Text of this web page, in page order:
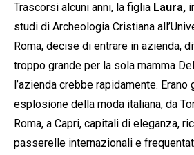
Trascorsi alcuni anni, la figlia Laura,
studi di Archeologia Cristiana
Roma, decise di entrare in azienda,
troppo grande per la sola mamma
l’azienda crebbe rapidamente. Erano
esplosione della moda italiana, da
Roma, a Capri, capitali di eleganza,
passerelle internazionali e